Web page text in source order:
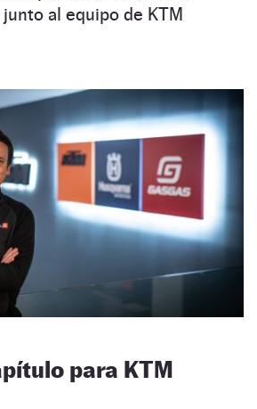
al equipo de KTM
para KTM